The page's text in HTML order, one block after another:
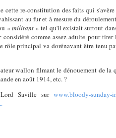
re-constitution des faits qui
au fur et à mesure du
«militant » tel qu'il existait surtout
comme assez adulte pour
principal va dorénavant être tenu
wallon filmant le dénouement de
en août 1914, etc. ?
Lord Saville surwww.bloody-sunday-